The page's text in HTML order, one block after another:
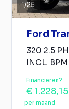
1/25
Ford
320 2.5
INCL. BPM
Financieren?
€ 1.228,15
per maand